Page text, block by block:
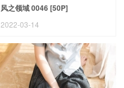
风之领域 0046 [50P]
2022-03-14